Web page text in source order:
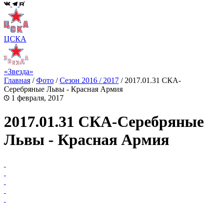
ЦСКА
«Звезда»
Главная /Фото /Сезон 2016 / 2017 / 2017.01.31 СКА-
Серебряные Львы - Красная Армия
1 февраля, 2017
2017.01.31 СКА-Серебряные
Львы - Красная Армия